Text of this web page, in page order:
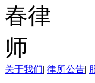
关于我们| 律所公告|